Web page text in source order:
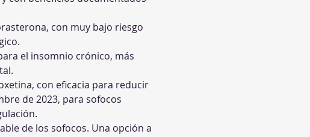
con muy bajo riesgo
el insomnio crónico, más
con eficacia para reducir
de 2023, para sofocos
de los sofocos. Una opción a